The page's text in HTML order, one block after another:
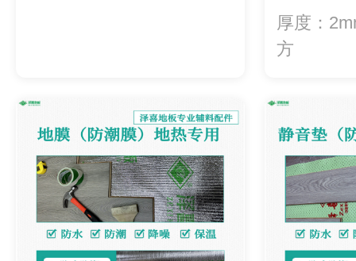
厚度：
方